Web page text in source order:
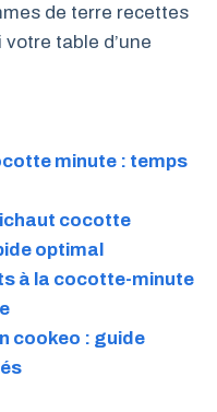
de terre recettes
table d’une
minute : temps
cocotte
optimal
à la cocotte-minute
cookeo : guide